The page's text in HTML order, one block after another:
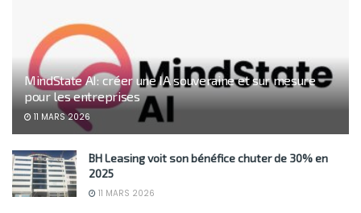
MindState AI: créer une IA souveraine et sur mesure
pour les entreprises
11 MARS 2026
BH Leasing voit son bénéfice chuter de 30% en
2025
11 MARS 2026